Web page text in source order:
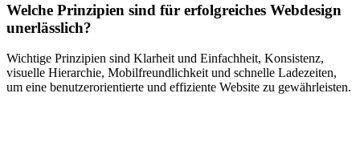
Welche Prinzipien sind für erfolgreiches Webdesign
unerlässlich?
Wichtige Prinzipien sind Klarheit und Einfachheit, Konsistenz,
visuelle Hierarchie, Mobilfreundlichkeit und schnelle Ladezeiten,
um eine benutzerorientierte und effiziente Website zu gewährleisten.